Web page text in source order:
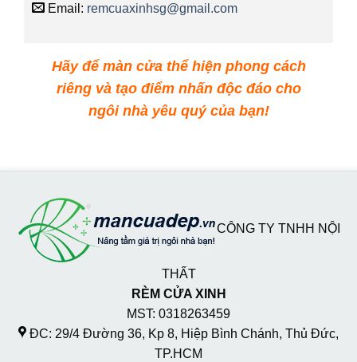
Email: remcuaxinhsg@gmail.com
Hãy để màn cửa thể hiện phong cách
riêng và tạo điểm nhấn độc đáo cho
ngôi nhà yêu quý của bạn!
CÔNG TY TNHH NỘI
THẤT
RÈM CỬA XINH
MST: 0318263459
ĐC: 29/4 Đường 36, Kp 8, Hiệp Bình Chánh, Thủ Đức,
TP.HCM